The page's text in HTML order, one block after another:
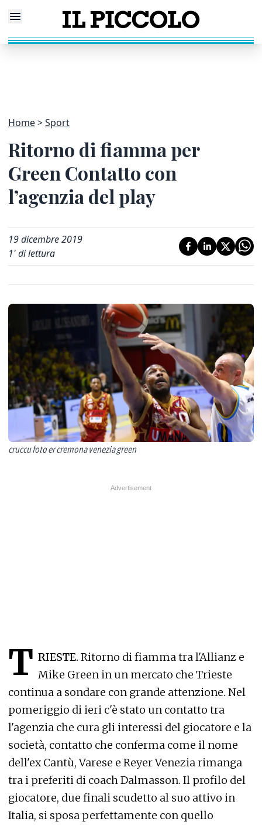
Home Sport
Ritorno di fiamma per
Green Contatto con
l’agenzia del play
19 dicembre 2019
1' di lettura
cruccu foto er cremona venezia green
T RIESTE. Ritorno di fiamma tra l'Allianz e
Mike Green in un mercato che Trieste
continua a sondare con grande attenzione. Nel
pomeriggio di ieri c'è stato un contatto tra
l'agenzia che cura gli interessi del giocatore e la
società, contatto che conferma come il nome
dell'ex Cantù, Varese e Reyer Venezia rimanga
tra i preferiti di coach Dalmasson. Il profilo del
giocatore, due finali scudetto al suo attivo in
Italia, si sposa perfettamente con quello